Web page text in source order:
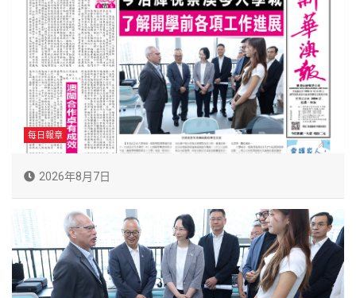
每日報章
2026年8月7日